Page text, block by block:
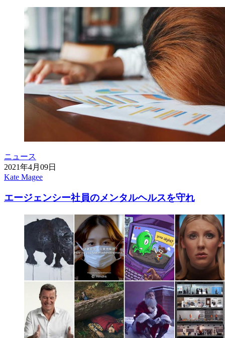
ニュース
2021年4月09日
Kate Magee
エージェンシー社員のメンタルヘルスを守れ